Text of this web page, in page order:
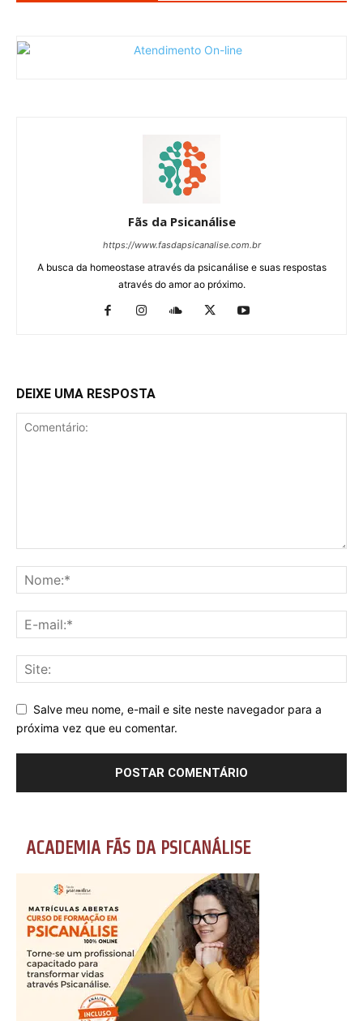
Fãs da Psicanálise
https://www.fasdapsicanalise.com.br
A busca da homeostase através da psicanálise e suas respostas
através do amor ao próximo.
DEIXE UMA RESPOSTA
Salve meu nome, e-mail e site neste navegador para a
próxima vez que eu comentar.
ACADEMIA FÃS DA PSICANÁLISE